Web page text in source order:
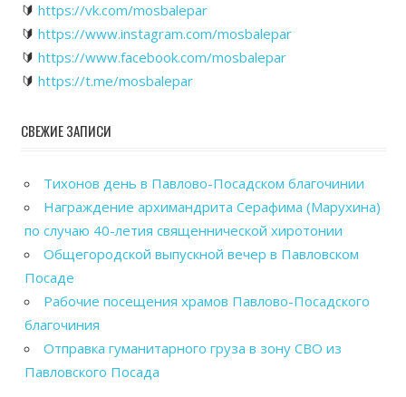
🔰 https://vk.com/mosbalepar
🔰 https://www.instagram.com/mosbalepar
🔰 https://www.facebook.com/mosbalepar
🔰 https://t.me/mosbalepar
СВЕЖИЕ ЗАПИСИ
Тихонов день в Павлово-Посадском благочинии
Награждение архимандрита Серафима (Марухина)
по случаю 40-летия священнической хиротонии
Общегородской выпускной вечер в Павловском
Посаде
Рабочие посещения храмов Павлово-Посадского
благочиния
Отправка гуманитарного груза в зону СВО из
Павловского Посада